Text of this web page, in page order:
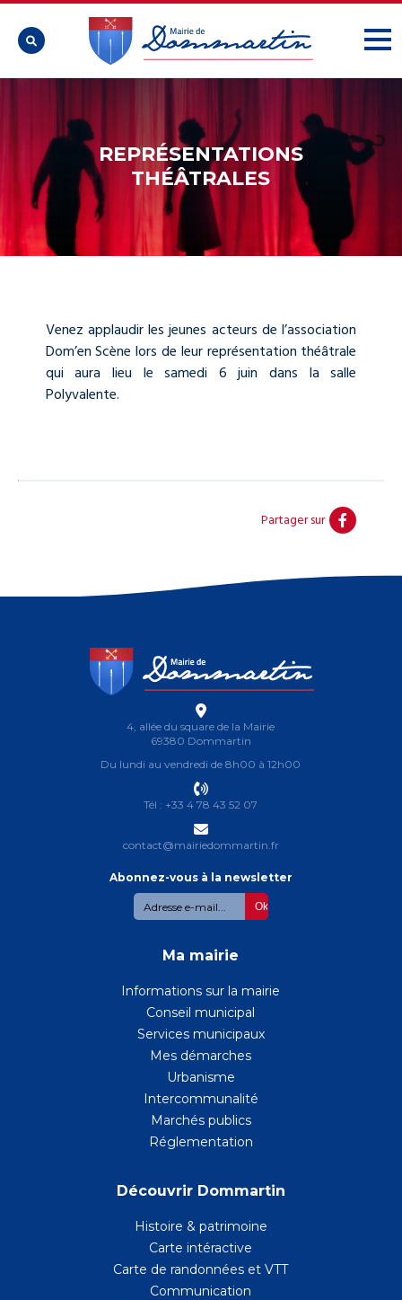

REPRÉSENTATIONS
THÉÂTRALES
Venez applaudir les jeunes acteurs de l’association
Dom’en Scène lors de leur représentation théâtrale
qui aura lieu le samedi 6 juin dans la salle
Polyvalente.
Partager sur
4, allée du square de la Mairie
69380 Dommartin
Du lundi au vendredi de 8h00 à 12h00
Tél : +33 4 78 43 52 07
contact@mairiedommartin.fr
Abonnez-vous à la newsletter
CAPTCHAAbonnez-
vous
la
Ma mairie
Informations sur la mairie
Conseil municipal
Services municipaux
Mes démarches
Urbanisme
Intercommunalité
Marchés publics
Réglementation
Découvrir Dommartin
Histoire & patrimoine
Carte intéractive
Carte de randonnées et VTT
Communication